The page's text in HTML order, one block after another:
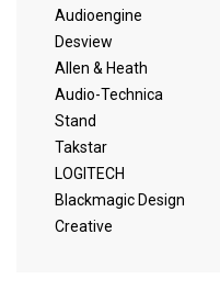
Audioengine
Desview
Allen & Heath
Audio-Technica
Stand
Takstar
LOGITECH
Blackmagic Design
Creative